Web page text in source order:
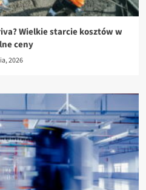
Wielkie starcie kosztów w
ceny
2026